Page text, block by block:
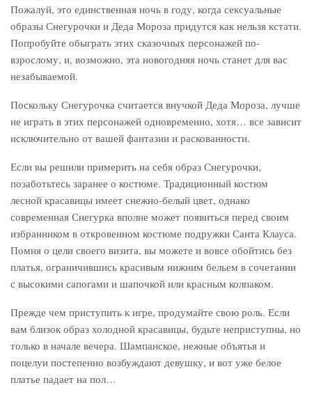
Пожалуй, это единственная ночь в году, когда сексуальные
образы Снегурочки и Деда Мороза придутся как нельзя кстати.
Попробуйте обыграть этих сказочных персонажей по-
взрослому, и, возможно, эта новогодняя ночь станет для вас
незабываемой.
Поскольку Снегурочка считается внучкой Деда Мороза, лучше
не играть в этих персонажей одновременно, хотя… все зависит
исключительно от вашей фантазии и раскованности.
Если вы решили примерить на себя образ Снегурочки,
позаботьтесь заранее о костюме. Традиционный костюм
лесной красавицы имеет снежно-белый цвет, однако
современная Снегурка вполне может появиться перед своим
избранником в откровенном костюме подружки Санта Клауса.
Помня о цели своего визита, вы можете и вовсе обойтись без
платья, ограничившись красивым нижним бельем в сочетании
с высокими сапогами и шапочкой или красным колпаком.
Прежде чем приступить к игре, продумайте свою роль. Если
вам близок образ холодной красавицы, будьте неприступны, но
только в начале вечера. Шампанское, нежные объятья и
поцелуи постепенно возбуждают девушку, и вот уже белое
платье падает на пол…